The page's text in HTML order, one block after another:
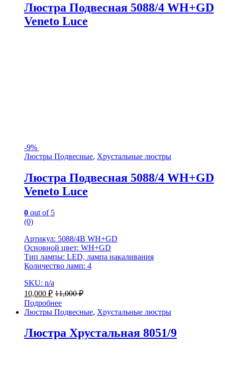
Люстра Подвесная 5088/4 WH+GD
Veneto Luce
-9%
Люстры Подвесные, Хрустальные люстры
Люстра Подвесная 5088/4 WH+GD
Veneto Luce
0 out of 5
(0)
Артикул: 5088/4B WH+GD
Основной цвет: WH+GD
Тип лампы: LED, лампа накаливания
Количество ламп: 4
SKU: n/a
10,000 ₽ 11,000₽
Подробнее
Люстры Подвесные, Хрустальные люстры
Люстра Хрустальная 8051/9